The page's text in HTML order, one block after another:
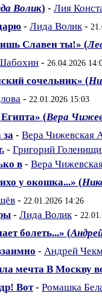
Волик) - Лия
- Лида Волик-
Славен ты!» (
- 26.04.2026
сочельник» (
- 22.01.2026 15:03
(Вера
за - Вера Чижевская
- Григорий
в - Вера
у окошка...» (
- 22.01.2026 14:26
- Лида Волик-
болеть...» (
- Андрей
мечта В Москву
Вот- Ромашка